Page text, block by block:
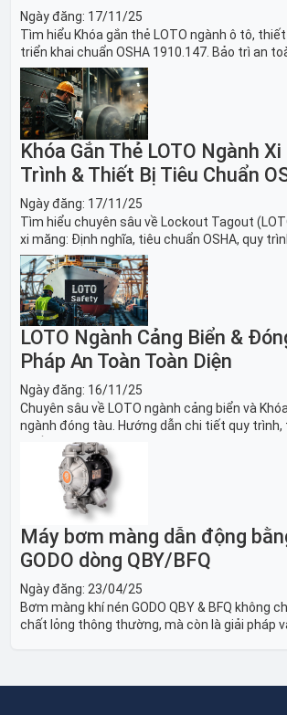
Ngày đăng: 17/11/25
Tìm hiểu Khóa gắn thẻ LOTO ngành ô tô,
triển khai chuẩn OSHA 1910.147. Bảo trì an
băng tải sản xuất ô tô và dây chuyền lắp ráp xe
Khóa Gắn Thẻ LOTO Ngành
Trình & Thiết Bị Tiêu Chuẩn
Ngày đăng: 17/11/25
Tìm hiểu chuyên sâu về Lockout Tagout
xi măng: Định nghĩa, tiêu chuẩn OSHA, quy
sách thiết bị LOTO thiết yếu. Giải pháp bảo trì
nghiền an toàn.
LOTO Ngành Cảng Biển &
Pháp An Toàn Toàn Diện
Ngày đăng: 16/11/25
Chuyên sâu về LOTO ngành cảng biển và
ngành đóng tàu. Hướng dẫn chi tiết quy trình,
thiết bị và Giải pháp LOTO trong công nghiệp
Máy bơm màng dẫn động
GODO dòng QBY/BFQ
Ngày đăng: 23/04/25
Bơm màng khí nén GODO QBY & BFQ không
chất lỏng thông thường, mà còn là giải pháp